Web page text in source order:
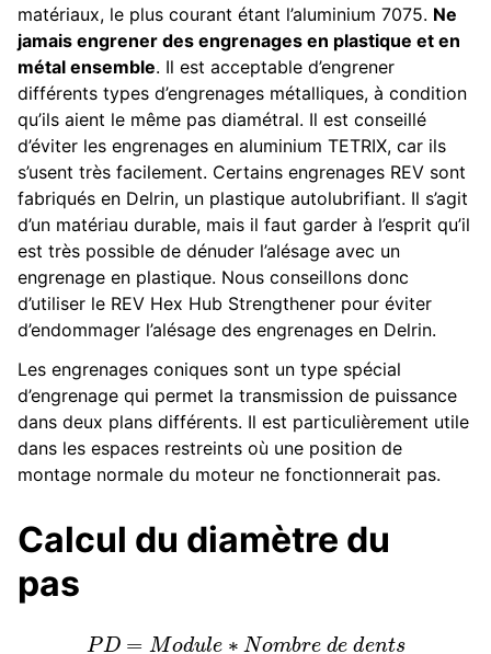
navigation of Guide du contributeur
matériaux, le plus courant étant l’aluminium 7075. Ne
jamais engrener des engrenages en plastique et en
métal ensemble. Il est acceptable d’engrener
différents types d’engrenages métalliques, à condition
qu’ils aient le même pas diamétral. Il est conseillé
d’éviter les engrenages en aluminium TETRIX, car ils
s’usent très facilement. Certains engrenages REV sont
fabriqués en Delrin, un plastique autolubrifiant. Il s’agit
d’un matériau durable, mais il faut garder à l’esprit qu’il
est très possible de dénuder l’alésage avec un
engrenage en plastique. Nous conseillons donc
d’utiliser le REV Hex Hub Strengthener pour éviter
d’endommager l’alésage des engrenages en Delrin.
Les engrenages coniques sont un type spécial
d’engrenage qui permet la transmission de puissance
dans deux plans différents. Il est particulièrement utile
dans les espaces restreints où une position de
montage normale du moteur ne fonctionnerait pas.
Calcul du diamètre du
pas
odu ∗Nombr e de dent sD P=No
de d ntsPDPD = OD−(2∗ Module)